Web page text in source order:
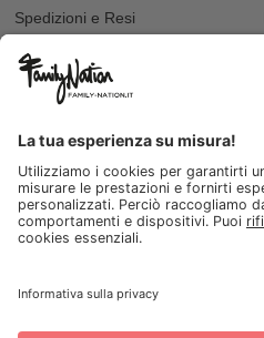
Spedizioni e Resi
Recupero password?
Lista regalo e nascita